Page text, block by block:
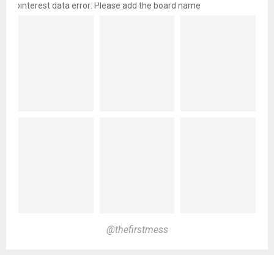
pinterest data error: Please add the board name
@thefirstmess